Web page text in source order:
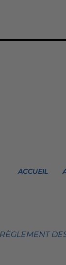
ACCUEIL
RÈGLEMENT